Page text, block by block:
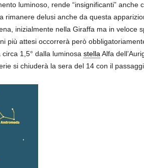
luminoso, rende “insignificanti” anche
rimanere delusi anche da questa
inizialmente nella Giraffa ma in veloce
più attesi occorrerà però
1,5° dalla luminosa stella Alfa
si chiuderà la sera del 14 con il